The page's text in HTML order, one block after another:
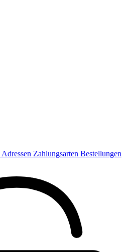
Adressen Zahlungsarten Bestellungen